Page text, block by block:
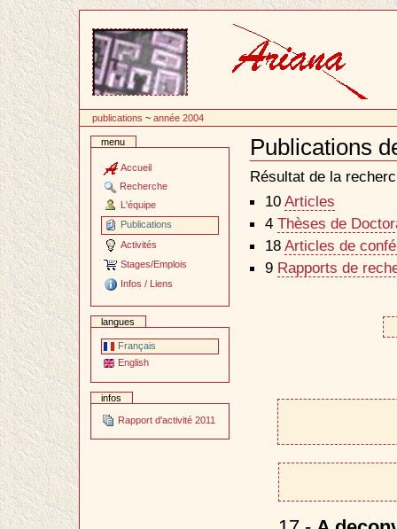
contenu
publications ~année 2004
menu
Accueil
Recherche
L'équipe
Publications
Activités
Stages/Emplois
Infos / Liens
langues
Français
English
infos
Rapport d'activité 2011
Publications
Document
Actions
Résultat de la
10 Articles
4 Thèses de
18 Articles de
9 Rapports de